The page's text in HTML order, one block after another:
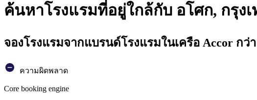
ค้นหาโรงแรมที่อยู่ใกล้กับ อโศก, กรุง
จองโรงแรมจากแบรนด์โรงแรมในเครือ Accor กว่
ความผิดพลาด
Core booking engine